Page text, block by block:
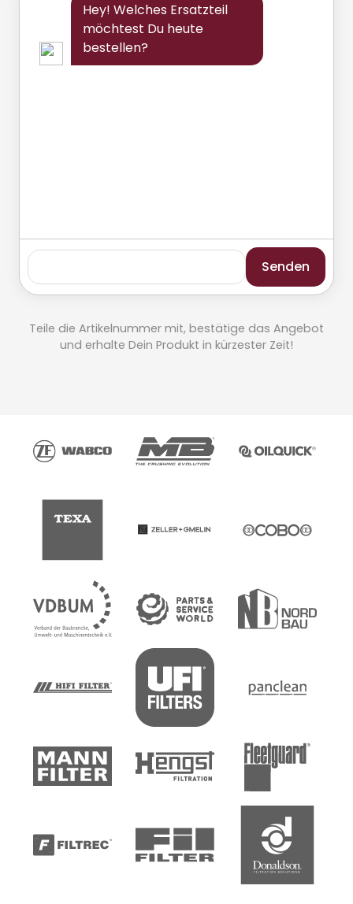
Hey! Welches Ersatzteil
möchtest Du heute
bestellen?
Senden
Teile die Artikelnummer mit, bestätige das Angebot
und erhalte Dein Produkt in kürzester Zeit!